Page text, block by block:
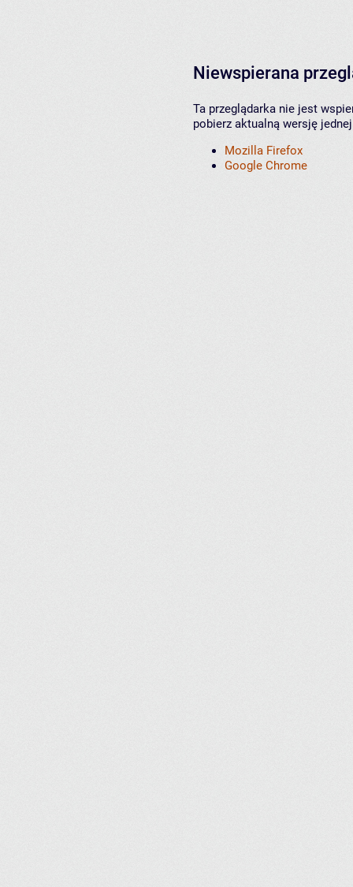
Niewspierana
Ta przeglądarka nie jest
pobierz aktualną wersję
Mozilla Firefox
Google Chrome